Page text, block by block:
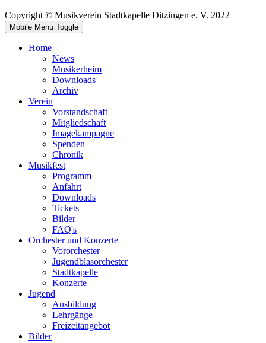
Copyright © Musikverein Stadtkapelle Ditzingen e. V. 2022
Mobile Menu Toggle
Home
News
Musikerheim
Downloads
Archiv
Verein
Vorstandschaft
Mitgliedschaft
Imagekampagne
Spenden
Chronik
Musikfest
Programm
Anfahrt
Downloads
Tickets
Bilder
FAQ's
Orchester und Konzerte
Vororchester
Jugendblasorchester
Stadtkapelle
Konzerte
Jugend
Ausbildung
Lehrgänge
Freizeitangebot
Bilder